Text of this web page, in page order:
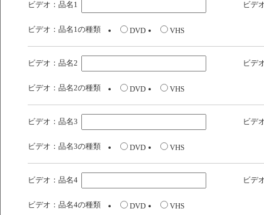
ビデオ：品名1 ビデ
ビデオ：品名1の種類 DVD VHS
ビデオ：品名2 ビデ
ビデオ：品名2の種類 DVD VHS
ビデオ：品名3 ビデ
ビデオ：品名3の種類 DVD VHS
ビデオ：品名4 ビデ
ビデオ：品名4の種類 DVD VHS